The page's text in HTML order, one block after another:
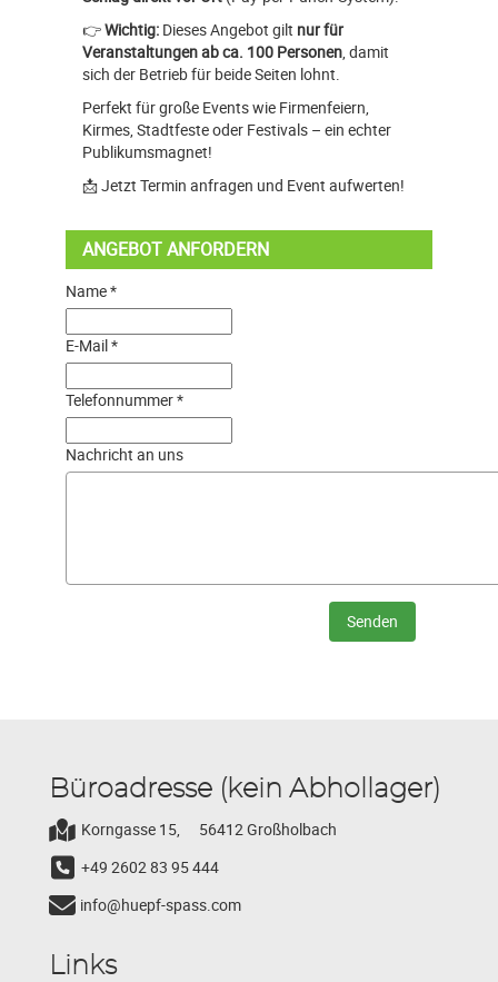
👉Wichtig: Dieses Angebot gilt nur für
Veranstaltungen ab ca. 100 Personen, damit
sich der Betrieb für beide Seiten lohnt.
Perfekt für große Events wie Firmenfeiern,
Kirmes, Stadtfeste oder Festivals – ein echter
Publikumsmagnet!
📩 Jetzt Termin anfragen und Event aufwerten!
ANGEBOT ANFORDERN
Name *
E-Mail *
Telefonnummer *
Nachricht an uns
Senden
Büroadresse (kein Abhollager)
Korngasse 15,
56412 Großholbach
+49 2602 83 95 444
info@huepf-spass.com
Links